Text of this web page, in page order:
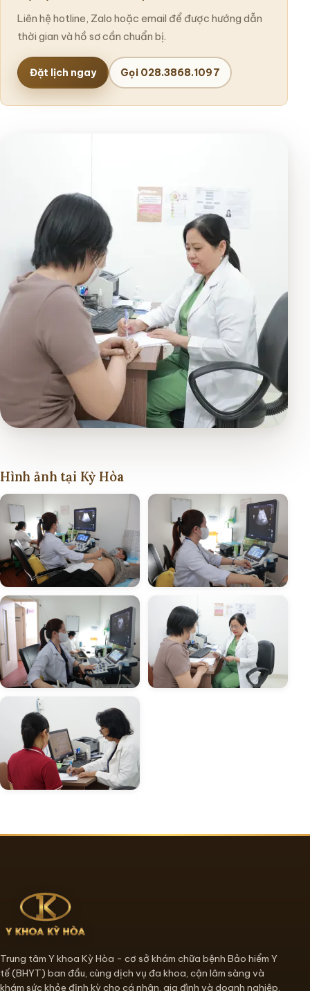
Liên hệ hotline, Zalo hoặc email để được hướng dẫn
thời gian và hồ sơ cần chuẩn bị.
Đặt lịch ngay Gọi 028.3868.1097
Hình ảnh tại Kỳ Hòa
Trung tâm Y khoa Kỳ Hòa - cơ sở khám chữa bệnh Bảo hiểm Y
tế (BHYT) ban đầu, cùng dịch vụ đa khoa, cận lâm sàng và
khám sức khỏe định kỳ cho cá nhân, gia đình và doanh nghiệp.